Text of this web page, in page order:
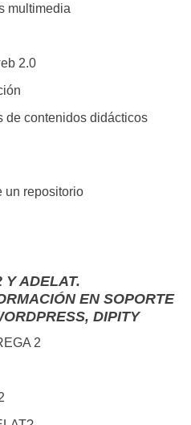
multimedia
2.0
de contenidos didácticos
un repositorio
Y ADELAT.
EN SOPORTE
DIPITY
2